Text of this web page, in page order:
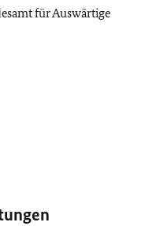
für Auswärtige